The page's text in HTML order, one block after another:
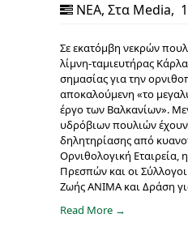
ΝΕΑ, Στα Media,
Σε εκατόμβη νεκρών
λίμνη-ταμιευτήρας
σημασίας για την
αποκαλούμενη «το
έργο των Βαλκανίων».
υδρόβιων πουλιών
δηλητηρίασης από
Ορνιθολογική Εταιρεία,
Πρεσπών και οι
Ζωής ΑΝΙΜΑ και Δράση
Read More →